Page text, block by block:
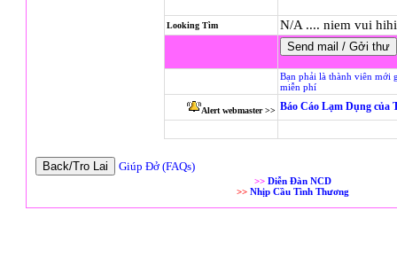
Looking Tìm N/A .... niem vui
Bạn phải là thành viên mới
miễn phí
Alert webmaster >> Báo Cáo Lạm Dụng của
Giúp Đở (FAQs)
>> Diễn Đàn NCD
>> Nhịp Cầu Tình Thương